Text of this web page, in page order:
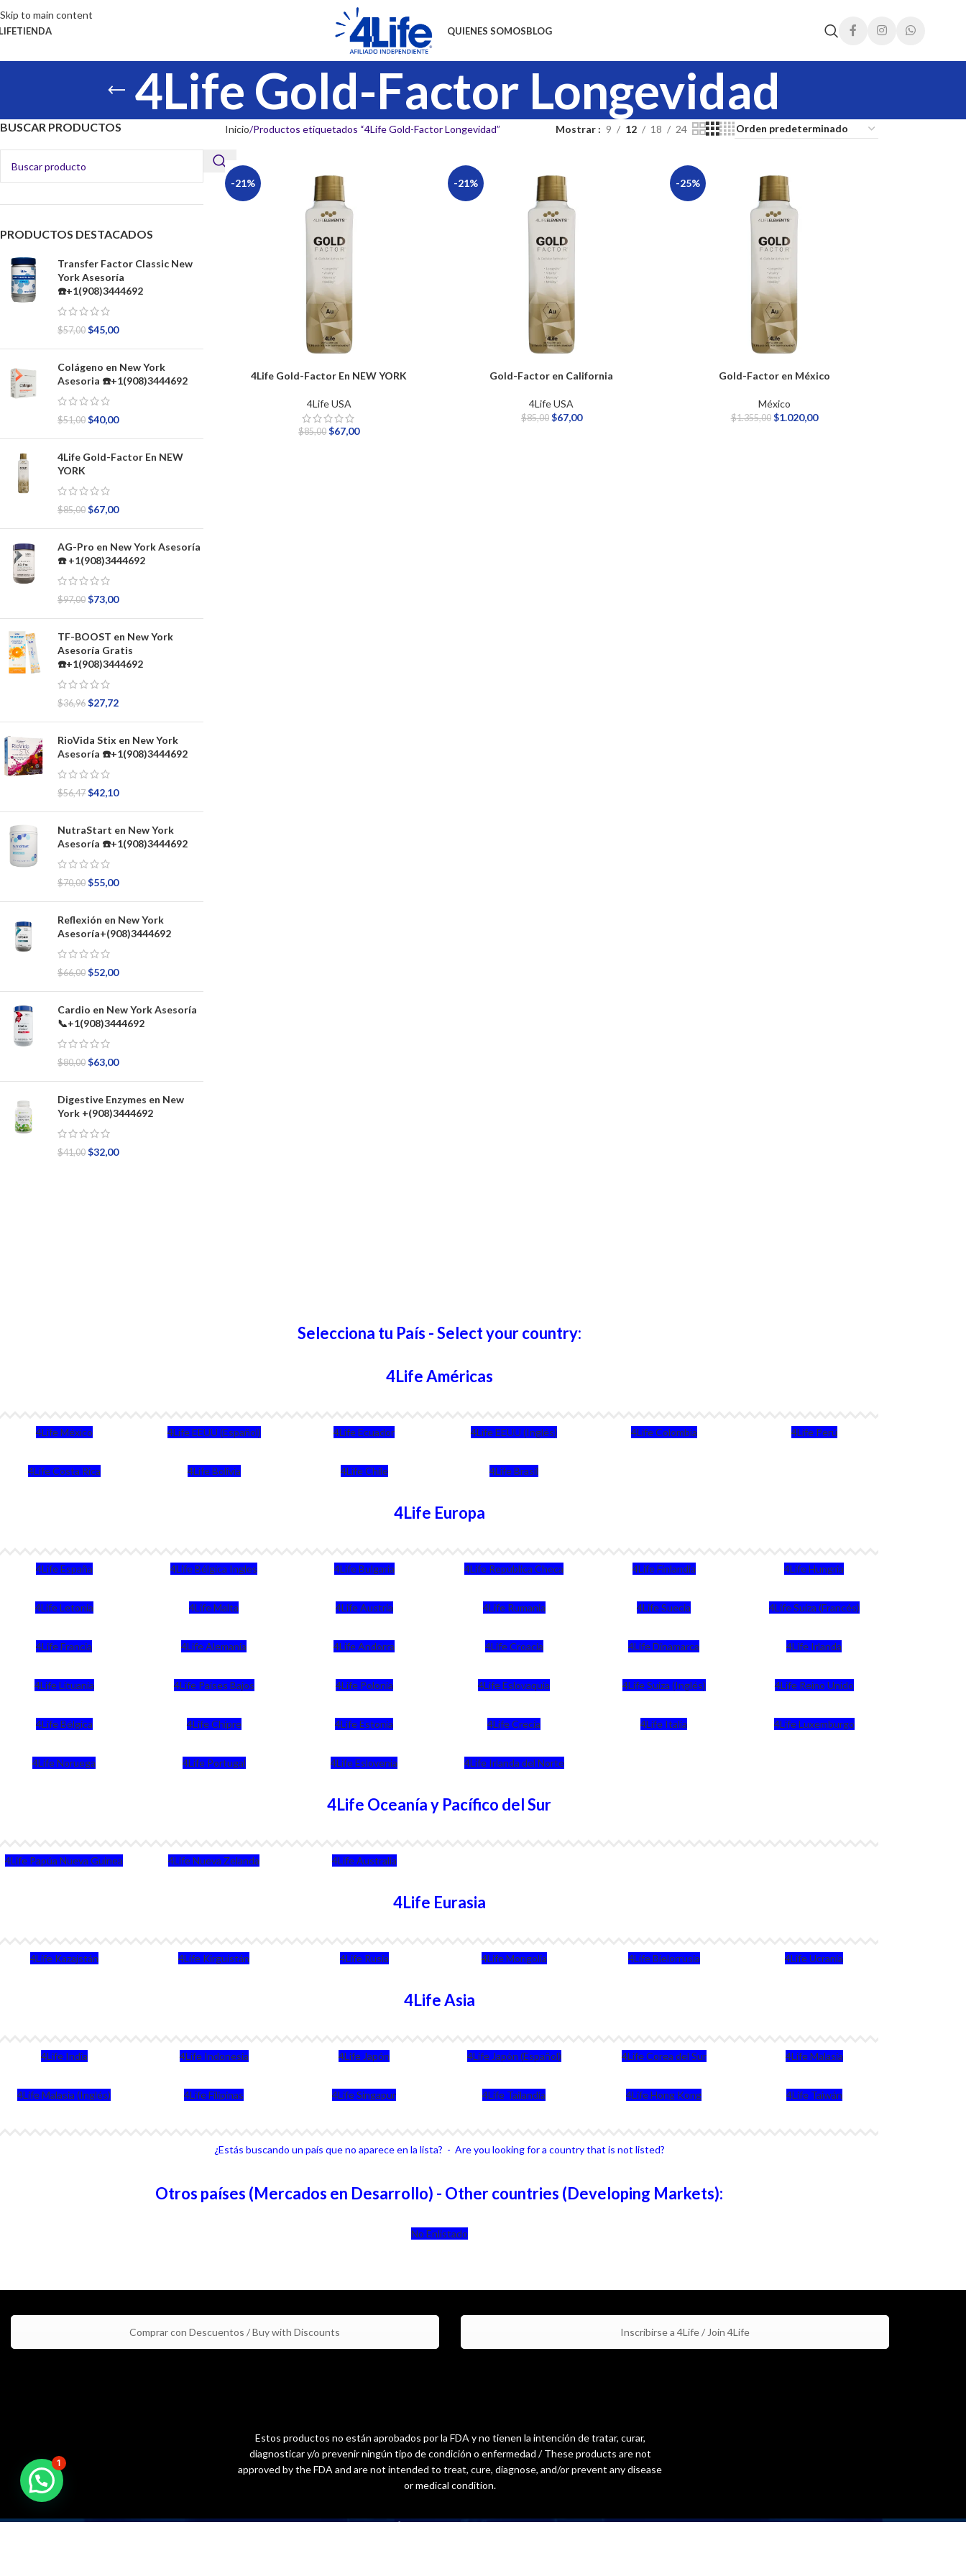
Skip to main content
TIENDA QUIENES SOMOSBLOG
4Life Gold-Factor Longevidad
BUSCAR PRODUCTOS
PRODUCTOS DESTACADOS
Transfer Factor Classic New
York Asesoría
☎️+1(908)3444692
$57,00 $45,00
Colágeno en New York
Asesoria ☎️+1(908)3444692
$51,00 $40,00
4Life Gold-Factor En NEW
YORK
$85,00 $67,00
AG-Pro en New York Asesoría
☎️ +1(908)3444692
$97,00 $73,00
TF-BOOST en New York
Asesoría Gratis
☎️+1(908)3444692
$36,96 $27,72
RioVida Stix en New York
Asesoría ☎️+1(908)3444692
$56,47 $42,10
NutraStart en New York
Asesoría ☎️+1(908)3444692
$70,00 $55,00
Reflexión en New York
Asesoría+(908)3444692
$66,00 $52,00
Cardio en New York Asesoría
📞+1(908)3444692
$80,00 $63,00
Digestive Enzymes en New
York +(908)3444692
$41,00 $32,00
Inicio Productos etiquetados “4Life Gold-Factor Longevidad” Mostrar 9 12 18 24
-21%
4Life Gold-Factor En NEW YORK
4Life USA
$85,00 $67,00
-21%
Gold-Factor en California
4Life USA
$85,00 $67,00
-25%
Gold-Factor en México
México
$1.355,00 $1.020,00
Selecciona tu País - Select your country:
4Life Américas
4Life México 4Life EEUU (Español) 4Life Ecuador 4Life EEUU (Inglés) 4Life Colombia 4Life Perú
4Life Costa Rica 4Life Bolivia 4Life Chile 4Life Brasil
4Life Europa
4Life España 4Life Bélgica Ingles 4Life Bulgaria 4Life República Checa 4Life Finlandia 4Life Hungria
4Life Letonia 4Life Malta 4Life Austria 4Life Rumania 4Life Suecia 4Life Suiza (Francés)
4Life Francia 4Life Alemania 4Life Andorra 4Life Croacia 4Life Dinamarca 4Life Irlanda
4Life Lituania 4Life Paises Bajos 4Life Polonia 4Life Eslovaquia 4Life Suiza (Inglés) 4Life Reino Unido
4Life Bélgica 4Life Chipre 4Life Estonia 4Life Crecia 4Life Italia 4Life Luxemburgo
4Life Noruega 4Life Portugal 4Life Eslovenia 4Life Irlanda del Norte
4Life Oceanía y Pacífico del Sur
4Life Papúa Nueva Guinea 4Life Nueva Zelanda 4Life Australia
4Life Eurasia
4Life Kazajstán 4Life Kirguistán 4Life Rusia 4Life Mongolia 4Life Bielorrusia 4Life Ucrania
4Life Asia
4Life India 4Life Indonesia 4Life Japón 4Life Japón (Español) 4Life Corea del Sur 4Life Malasia
4Life Malasia (Inglés) 4Life Filipinas 4Life Singapur 4Life Tailandia 4Life Hong Kong 4Life Taiwán
¿Estás buscando un país que no aparece en la lista? - Are you looking for a country that is not listed?
Otros países (Mercados en Desarrollo) - Other countries (Developing Markets):
No Enlistado
Comprar con Descuentos / Buy with Discounts Inscribirse a 4Life / Join 4Life
Estos productos no están aprobados por la FDA y no tienen la intención de tratar, curar,
diagnosticar y/o prevenir ningún tipo de condición o enfermedad / These products are not
approved by the FDA and are not intended to treat, cure, diagnose, and/or prevent any disease
or medical condition.
1